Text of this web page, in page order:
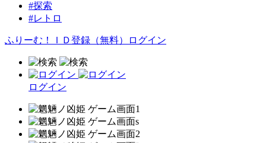
#探索
#レトロ
ふりーむ！ＩＤ登録（無料） ログイン
ログイン